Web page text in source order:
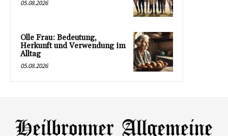
05.08.2026
Olle Frau: Bedeutung,
Herkunft und Verwendung im
Alltag
05.08.2026